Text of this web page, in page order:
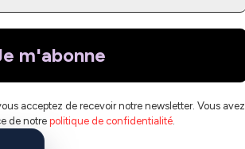
acceptez de recevoir notre newsletter. Vous avez
de notre politique de confidentialité.